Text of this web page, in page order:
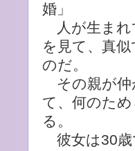
婚」
人が生まれ
を見て、真
のだ。
その親が仲
て、何のた
る。
彼女は30歳